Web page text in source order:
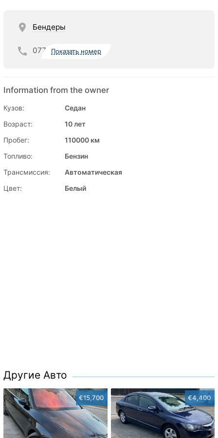
Бендеры
077 Показать номер
Information from the owner
Кузов:
Седан
Возраст:
10 лет
Пробег:
110000 км
Топливо:
Бензин
Трансмиссия:
Автоматическая
Цвет:
Белый
Другие Авто
€15,700 €4,400